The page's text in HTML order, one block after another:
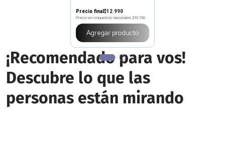
Precio final$12.990
Precio sin impuestos nacionales $10.736
Agregar producto
¡Recomendado para vos!
Descubre lo que las
personas están mirando